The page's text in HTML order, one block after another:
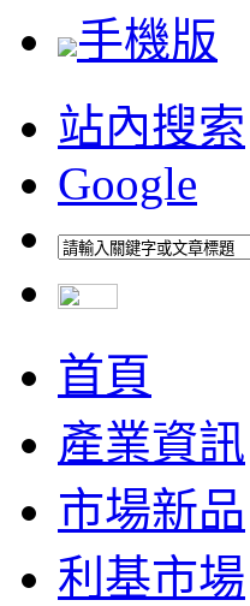
手機版
站內搜索
Google
首頁
產業資訊
市場新品
利基市場